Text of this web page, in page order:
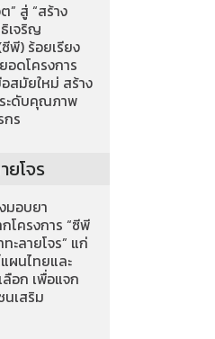
” สู่ “สร้าง
เจริญ
พี) ร้อยเรียง
ดโครงการ
สมัยใหม่ สร้าง
ะดับคุณภาพ
กร
ยโจร
มอบยา
โครงการ “ซีพี
ะลายโจร” แก่
ผนไทยและ
อก เพื่อแจก
นเสริม